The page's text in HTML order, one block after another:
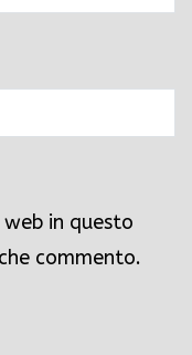
in questo
commento.